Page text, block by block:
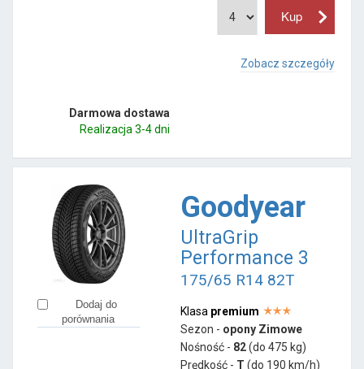
Zobacz szczegóły
Darmowa dostawa
Realizacja 3-4 dni
Dodaj do
porównania
Goodyear
UltraGrip
Performance 3
175/65 R14 82T
Klasa premium
Sezon - opony Zimowe
Nośność - 82(do 475 kg)
Prędkość - T (do 190 km/h)